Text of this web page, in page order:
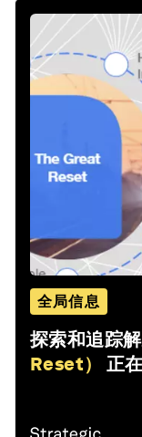
全局信息
探索和追踪
Reset）
正